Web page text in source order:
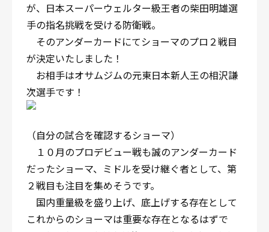
が、日本スーパーウェルター級王者の柴田明雄選
手の指名挑戦を受ける防衛戦。
そのアンダーカードにてショーマのプロ２戦目
が決定いたしました！
お相手はオサムジムの元東日本新人王の相沢謙
次選手です！
（自分の試合を確認するショーマ）
１０月のプロデビュー戦も誠のアンダーカード
だったショーマ、ミドルを受け継ぐ者として、第
２戦目も注目を集めそうです。
国内重量級を盛り上げ、底上げする存在として
これからのショーマは重要な存在となるはずで